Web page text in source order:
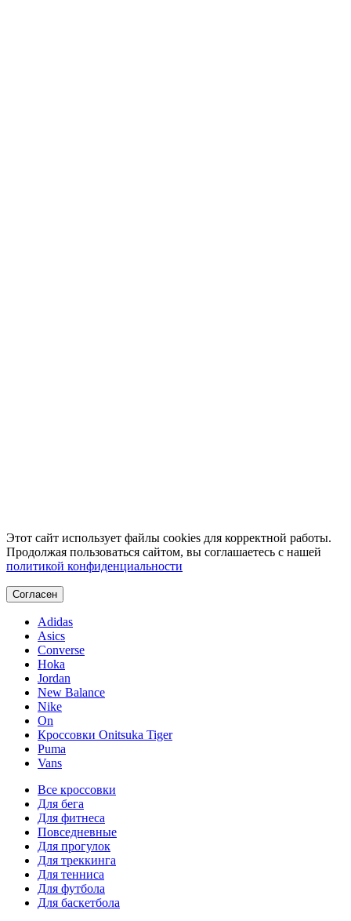
Этот сайт использует файлы cookies для корректной работы.
Продолжая пользоваться сайтом, вы соглашаетесь с нашей
политикой конфиденциальности
Согласен
Adidas
Asics
Converse
Hoka
Jordan
New Balance
Nike
On
Кроссовки Onitsuka Tiger
Puma
Vans
Все кроссовки
Для бега
Для фитнеса
Повседневные
Для прогулок
Для треккинга
Для тенниса
Для футбола
Для баскетбола